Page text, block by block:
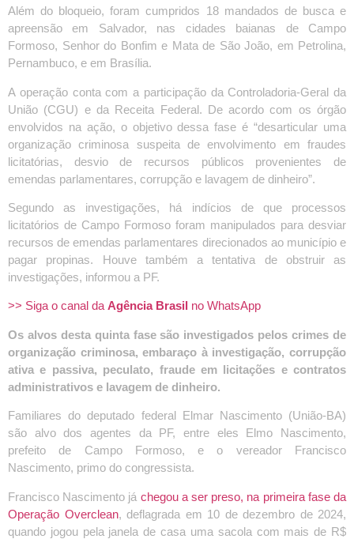
Além do bloqueio, foram cumpridos 18 mandados de busca e
apreensão em Salvador, nas cidades baianas de Campo
Formoso, Senhor do Bonfim e Mata de São João, em Petrolina,
Pernambuco, e em Brasília.
A operação conta com a participação da Controladoria-Geral da
União (CGU) e da Receita Federal. De acordo com os órgão
envolvidos na ação, o objetivo dessa fase é “desarticular uma
organização criminosa suspeita de envolvimento em fraudes
licitatórias, desvio de recursos públicos provenientes de
emendas parlamentares, corrupção e lavagem de dinheiro”.
Segundo as investigações, há indícios de que processos
licitatórios de Campo Formoso foram manipulados para desviar
recursos de emendas parlamentares direcionados ao município e
pagar propinas. Houve também a tentativa de obstruir as
investigações, informou a PF.
>> Siga o canal da Agência Brasil no WhatsApp
Os alvos desta quinta fase são investigados pelos crimes de
organização criminosa, embaraço à investigação, corrupção
ativa e passiva, peculato, fraude em licitações e contratos
administrativos e lavagem de dinheiro.
Familiares do deputado federal Elmar Nascimento (União-BA)
são alvo dos agentes da PF, entre eles Elmo Nascimento,
prefeito de Campo Formoso, e o vereador Francisco
Nascimento, primo do congressista.
Francisco Nascimento já chegou a ser preso, na primeira fase da
Operação Overclean, deflagrada em 10 de dezembro de 2024,
quando jogou pela janela de casa uma sacola com mais de R$